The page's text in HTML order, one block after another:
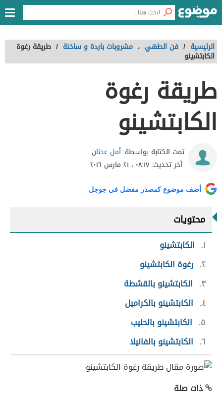
الرئيسية / فن الطهي ، مشروبات باردة و ساخنة / طريقة رغوة
الكابتشينو
طريقة رغوة
الكابتشينو
تمت الكتابة بواسطة:أمل عدنان
آخر تحديث:٠٨:١٧ ، ٢١ مارس ٢٠١٦
أضف موضوع كمصدر مفضل في جوجل
محتويات
١
الكابتشينو
٢ رغوة الكابتشينو
٣
الكابتشينو بالقشطة
٤
الكابتشينو بالكراميل
٥
الكابتشينو بالحليب
٦ الكابتشينو بالفانيلا
ذات صلة